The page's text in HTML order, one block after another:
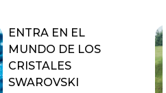
ENTRA EN EL
MUNDO DE LOS
CRISTALES
SWAROVSKI